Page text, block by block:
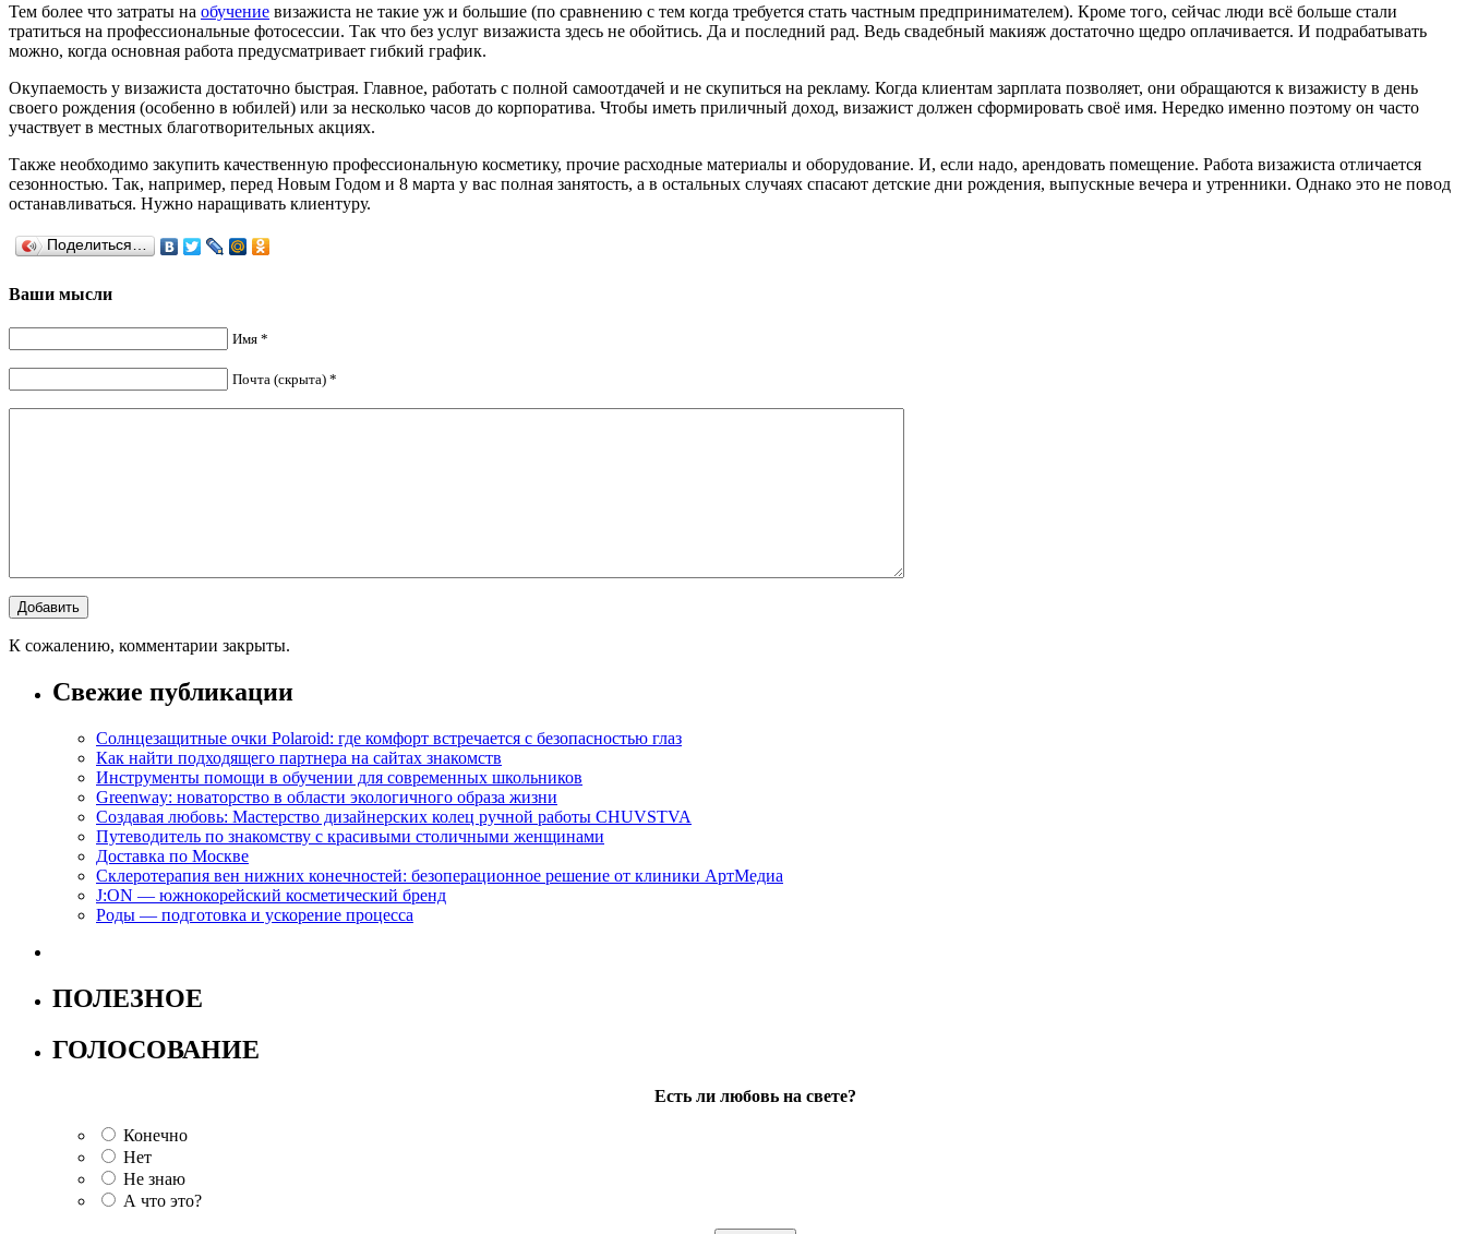
Тем более что затраты на обучение визажиста не такие уж и большие (по сравнению с тем когда требуется стать частным предпринимателем). Кроме того, сейчас люди всё больше стали
тратиться на профессиональные фотосессии. Так что без услуг визажиста здесь не обойтись. Да и последний рад. Ведь свадебный макияж достаточно щедро оплачивается. И подрабатывать
можно, когда основная работа предусматривает гибкий график.
Окупаемость у визажиста достаточно быстрая. Главное, работать с полной самоотдачей и не скупиться на рекламу. Когда клиентам зарплата позволяет, они обращаются к визажисту в день
своего рождения (особенно в юбилей) или за несколько часов до корпоратива. Чтобы иметь приличный доход, визажист должен сформировать своё имя. Нередко именно поэтому он часто
участвует в местных благотворительных акциях.
Также необходимо закупить качественную профессиональную косметику, прочие расходные материалы и оборудование. И, если надо, арендовать помещение. Работа визажиста отличается
сезонностью. Так, например, перед Новым Годом и 8 марта у вас полная занятость, а в остальных случаях спасают детские дни рождения, выпускные вечера и утренники. Однако это не повод
останавливаться. Нужно наращивать клиентуру.
Поделиться…
Ваши мысли
Имя *
Почта (скрыта) *
К сожалению, комментарии закрыты.
Свежие публикации
Солнцезащитные очки Polaroid: где комфорт встречается с безопасностью глаз
Как найти подходящего партнера на сайтах знакомств
Инструменты помощи в обучении для современных школьников
Greenway: новаторство в области экологичного образа жизни
Создавая любовь: Мастерство дизайнерских колец ручной работы CHUVSTVA
Путеводитель по знакомству с красивыми столичными женщинами
Доставка по Москве
Склеротерапия вен нижних конечностей: безоперационное решение от клиники АртМедиа
J:ON — южнокорейский косметический бренд
Роды — подготовка и ускорение процесса
ПОЛЕЗНОЕ
ГОЛОСОВАНИЕ
Есть ли любовь на свете?
Конечно
Нет
Не знаю
А что это?